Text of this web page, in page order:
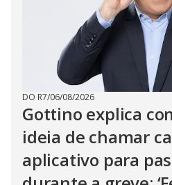
DO R7/06/08/2026
Gottino explica
ideia de chamar
aplicativo para